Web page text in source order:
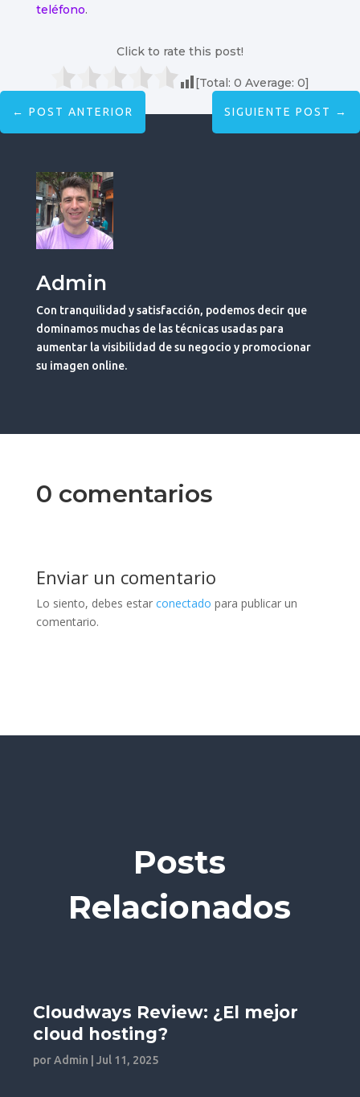
teléfono.
Click to rate this post!
[Total: 0 Average: 0]
← POST ANTERIOR SIGUIENTE POST →
Admin
Con tranquilidad y satisfacción, podemos decir que
dominamos muchas de las técnicas usadas para
aumentar la visibilidad de su negocio y promocionar
su imagen online.
0 comentarios
Enviar un comentario
Lo siento, debes estar conectado para publicar un
comentario.
Posts
Relacionados
Cloudways Review: ¿El mejor
cloud hosting?
porAdmin |Jul 11, 2025